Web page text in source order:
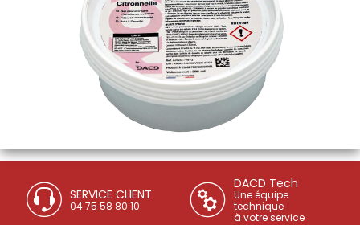
SERVICE CLIENT
04 75 58 80 10
DACD Tech
Une équipe
technique
à votre service